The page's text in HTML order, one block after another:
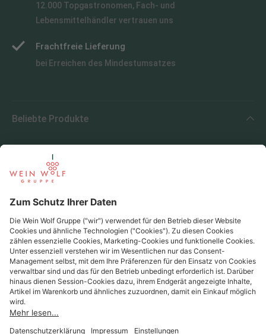
12.000 Topgastronomen, Fach- und
Lebensmittelhändler vertrauen uns
Frachtfreie Lieferung
bei Erreichen des Mindestumsatzes
Beliebte Produkte
Beliebte Regionen
Beliebte Produzenten
Wein Wolf
Wein Wolf GmbH